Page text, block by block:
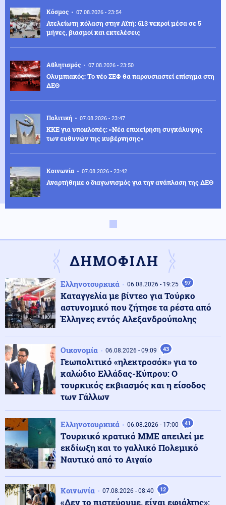
Κόσμος 07.08.2026 - 23:54
Ατελείωτη κόλαση στην Αϊτή: 613 νεκροί μέσα σε 5
μήνες, βιασμοί και εκτελέσεις
Αθλητισμός 07.08.2026 - 23:50
Ολυμπιακός: Το νέο ΣΕΦ θα παρουσιαστεί επίσημα στη
ΔΕΘ
Πολιτική 07.08.2026 - 23:47
ΚΚΕ για υποκλοπές: «Νέα επιχείρηση συγκάλυψης
των ευθυνών της κυβέρνησης»
Κοινωνία 07.08.2026 - 23:42
Αναρτήθηκε ο διαγωνισμός για την ανάπλαση της ΔΕΘ
Κόσμος
Κι όμως... Τα ΜΜΕ της Βόρειας Κορέας προτείνουν
σούπα με κρέας σκύλου, ως διέξοδο στον καύσωνα
Κοινωνία
παρακολουθώντας την 13χρονη γειτόνισσα του - Η
ποινή που του επιβλήθηκε
Κόσμος 07.08.2026 - 23:12
Η Ισπανία ξεκινά ελέγχους σε ταξιδιώτες από την
Σεπτεμβρίου
Κόσμος 07.08.2026 - 23:08
Μόλις ανακοινωθεί συμφωνία για το Ορμούζ, θα
τερματιστεί ο ναυτικός αποκλεισμός στο Ιράν,
Παγκοσμιοποίηση 07.08.2026 - 23:00
ΔΗΜΟΦΙΛΗ
Ελληνοτουρκικά 06.08.2026 - 19:25 97
Καταγγελία με βίντεο για Τούρκο
αστυνομικό που ζήτησε τα ρέστα από
Έλληνες εντός Αλεξανδρούπολης
Οικονομία 06.08.2026 - 09:09 43
Γεωπολιτικό «ηλεκτροσόκ» για το
καλώδιο Ελλάδας-Κύπρου: Ο
τουρκικός εκβιασμός και η είσοδος
των Γάλλων
Ελληνοτουρκικά 06.08.2026 - 17:00 41
Tουρκικό κρατικό ΜΜΕ απειλεί με
εκδίωξη και το γαλλικό Πολεμικό
Ναυτικό από το Αιγαίο
Κοινωνία 07.08.2026 - 08:40 12
«Δεν το πιστεύουμε, είναι εφιάλτης»: